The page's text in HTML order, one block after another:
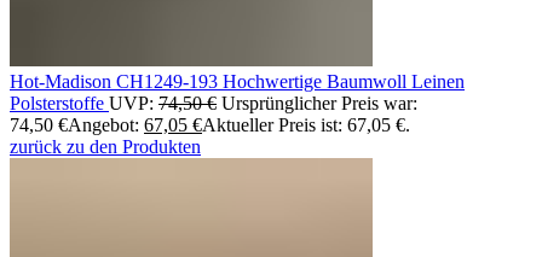
Hot-Madison CH1249-193 Hochwertige Baumwoll Leinen
Polsterstoffe UVP: 74,50€ Ursprünglicher Preis war:
74,50 €Angebot: 67,05 €Aktueller Preis ist: 67,05 €.
zurück zu den Produkten